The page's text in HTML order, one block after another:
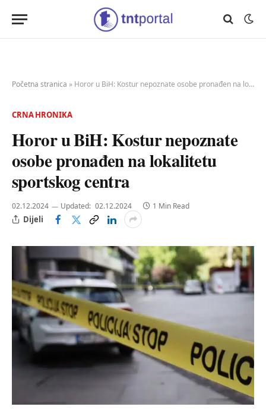
Početna stranica » Horor u BiH: Kostur nepoznate osobe pronađen na lokalitetu sportskog centra
CRNA HRONIKA
Horor u BiH: Kostur nepoznate
osobe pronađen na lokalitetu
sportskog centra
02.12.2024 Updated: 02.12.2024 1 Min Read
Dijeli